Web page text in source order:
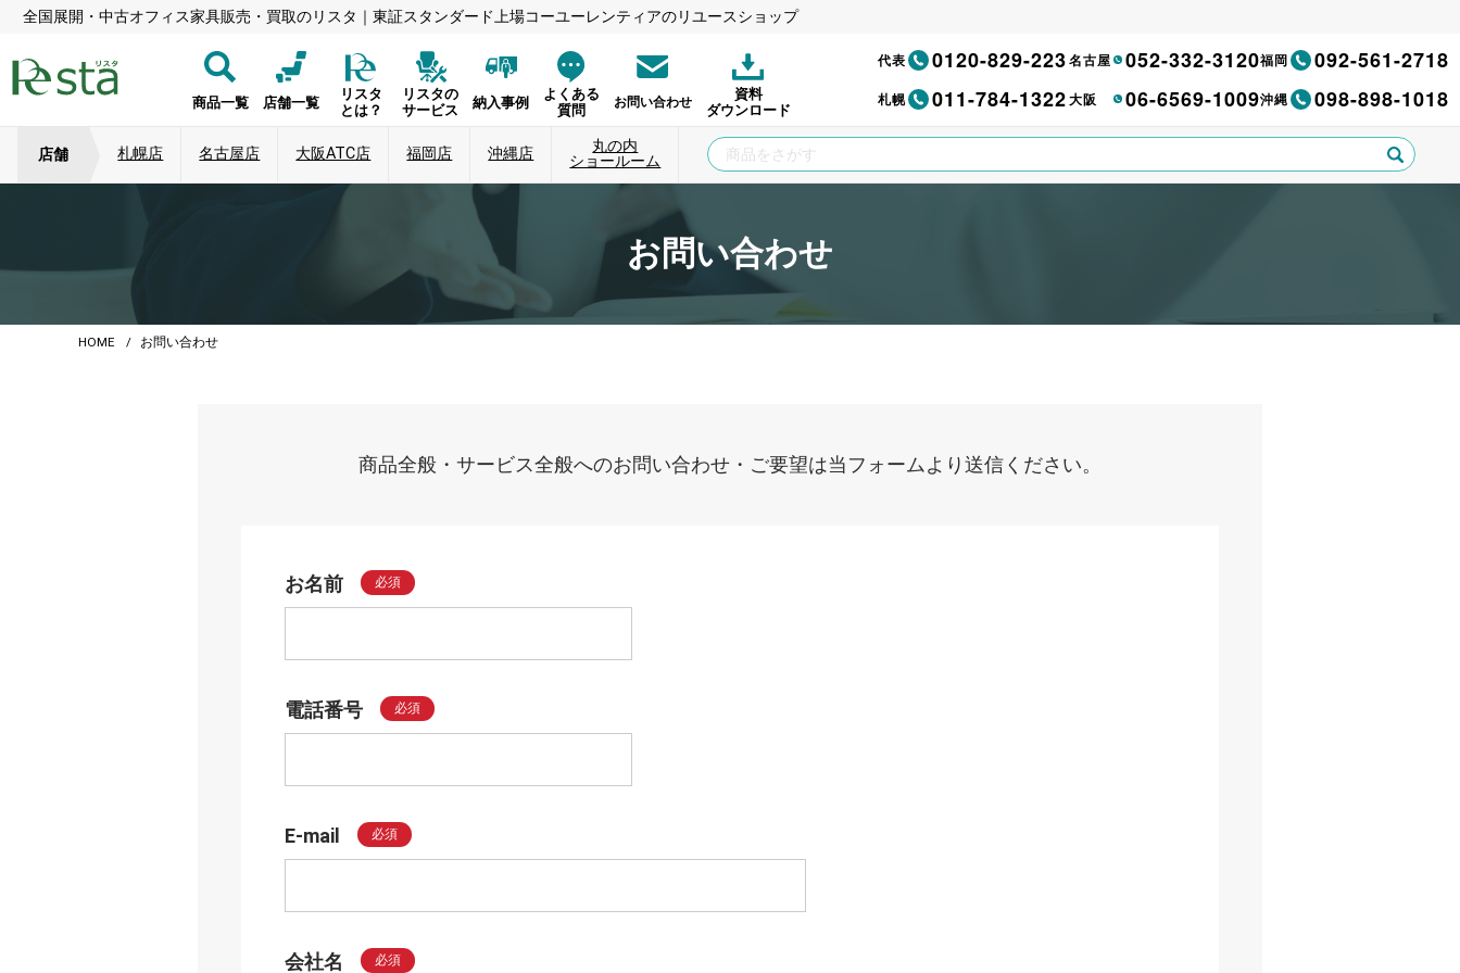
全国展開・中古オフィス家具販売・買取のリスタ｜東証スタンダード上場コーユーレンティアのリユースショップ
商品一覧 店舗一覧
リスタ
とは？
リスタの
サービス
納入事例
よくある
質問
お問い合わせ
資料
ダウンロード
代表 0120-829-223名古屋 052-332-3120福岡 092-561-2718
札幌 011-784-1322大阪 06-6569-1009沖縄 098-898-1018
店舗 札幌店 名古屋店 大阪ATC店 福岡店 沖縄店
丸の内
ショールーム
お問い合わせ
HOME お問い合わせ
商品全般・サービス全般へのお問い合わせ・ご要望は当フォームより送信ください。
お名前 必須
電話番号 必須
E-mail 必須
会社名 必須